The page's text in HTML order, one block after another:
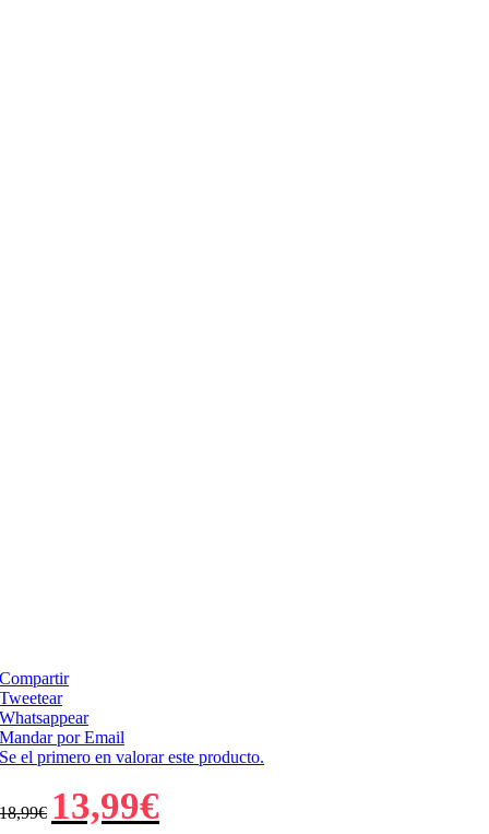
Compartir
Tweetear
Whatsappear
Mandar por Email
Se el primero en valorar este producto.
18,99€
El
precio
13,99€